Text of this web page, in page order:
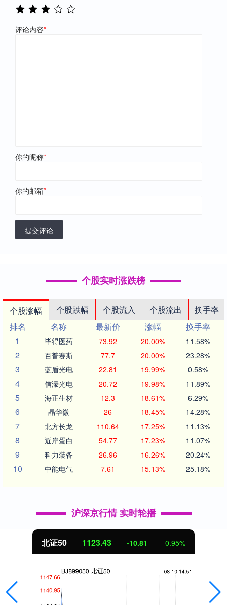
评论内容*
你的昵称*
你的邮箱*
提交评论
个股实时涨跌榜
个股涨幅 个股跌幅 个股流入 个股流出
换手率
排名
名称 最新价 涨幅
换手率
1
毕得医药 73.92 20.00% 11.58%
2 百普赛斯 77.7 20.00% 23.28%
3 蓝盾光电 22.81 19.99% 0.58%
4 信濠光电 20.72 19.98% 11.89%
5 海正生材 12.3 18.61% 6.29%
6 晶华微 26 18.45% 14.28%
7 北方长龙 110.64 17.25% 11.13%
8 近岸蛋白 54.77 17.23% 11.07%
9 科力装备 26.96 16.26% 20.24%
10 中能电气 7.61 15.13% 25.18%
沪深京行情 实时轮播
北证50 1123.43 -10.81 -0.95%